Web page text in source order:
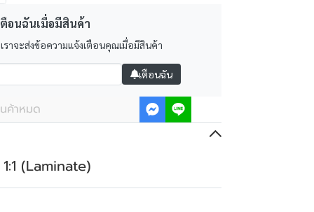
ตือนฉันเมื่อมีสินค้า
ราจะส่งข้อความแจ้งเตือนคุณเมื่อมีสินค้า
เตือนฉัน
ค้าหมด
(Laminate)